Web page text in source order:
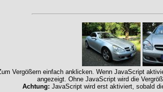
Vergößern einfach anklicken. Wenn JavaScript
angezeigt. Ohne JavaScript wird die
Achtung: JavaScript wird erst aktiviert, sobald